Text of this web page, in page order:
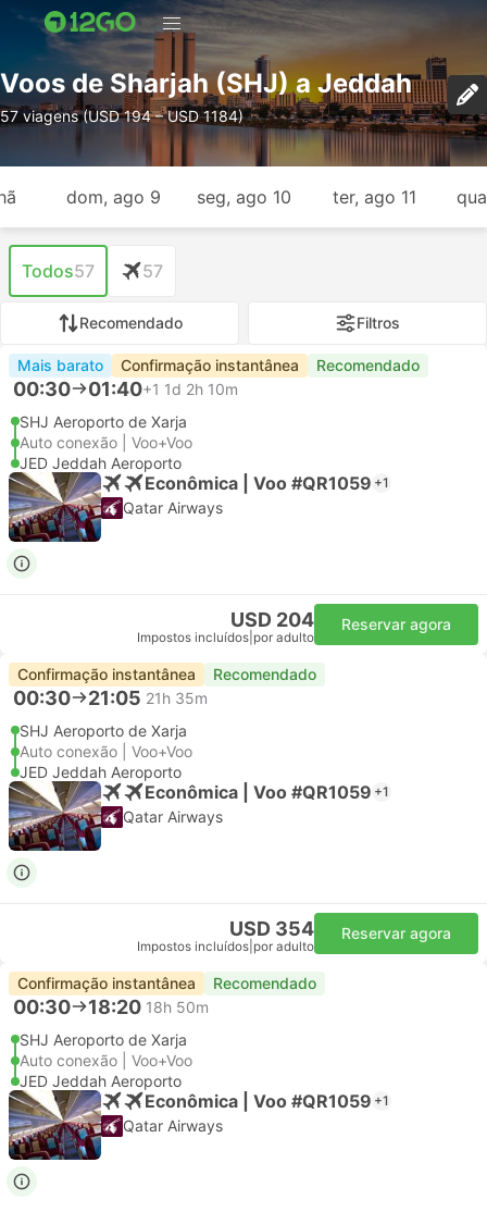
Voos de Sharjah (SHJ) a Jeddah
57 viagens (USD 194 – USD 1184)
dom, ago 9 seg, ago 10 ter, ago 11
Todos57 57
Recomendado Filtros
Mais barato Confirmação instantânea Recomendado
00:30 01:40+1 1d 2h 10m
SHJ Aeroporto de Xarja
Auto conexão | Voo+Voo
JED Jeddah Aeroporto
Econômica | Voo #QR1059 +1
Qatar Airways
USD 204
Impostos incluídos por adulto
Reservar agora
Confirmação instantânea Recomendado
00:30 21:05 21h 35m
SHJ Aeroporto de Xarja
Auto conexão | Voo+Voo
JED Jeddah Aeroporto
Econômica | Voo #QR1059 +1
Qatar Airways
USD 354
Impostos incluídos por adulto
Reservar agora
Confirmação instantânea Recomendado
00:30 18:20 18h 50m
SHJ Aeroporto de Xarja
Auto conexão | Voo+Voo
JED Jeddah Aeroporto
Econômica | Voo #QR1059 +1
Qatar Airways